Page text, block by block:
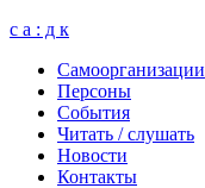
с а : д к
Само­ор­га­ни­за­ции
Пер­соны
Собы­тия
Читать / слу­шать
Ново­сти
Кон­такты